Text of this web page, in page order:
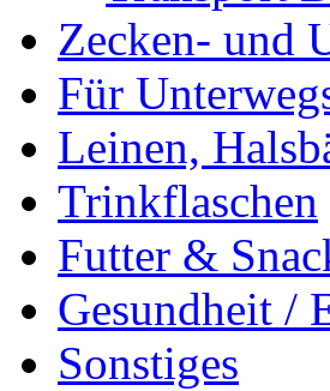
Zecken- und
Für
Leinen,
Trinkflaschen
Futter &
Gesundheit /
Sonstiges